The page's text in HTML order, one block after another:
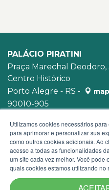
PALÁCIO PIRATINI
Praça Marechal Deodoro,
Centro Histórico
Porto Alegre - RS -
90010-905
Utilizamos cookies necessários
para aprimorar e personalizar sua
como outros cookies adicionais. Ao
acesso a todas as funcionalidades
um site cada vez melhor. Você pode
quais cookies estamos utilizando no